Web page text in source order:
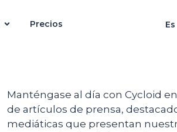
Precios Es
Manténgase al día con Cycloid
de artículos de prensa,
mediáticas que presentan